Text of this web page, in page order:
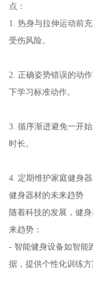
点：
1. 热身与拉伸运动前
受伤风险。
2. 正确姿势错误的动
下学习标准动作。
3. 循序渐进避免一开
时长。
4. 定期维护家庭健身
健身器材的未来趋势
随着科技的发展，健
来趋势：
- 智能健身设备如智能
据，提供个性化训练方